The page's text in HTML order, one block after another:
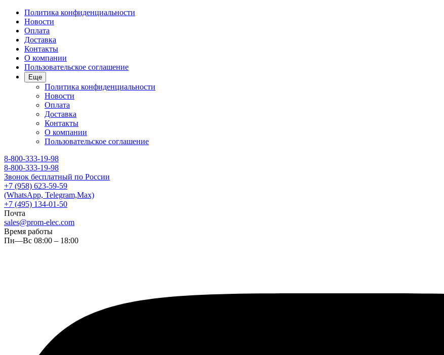
Политика конфиденциальности
Новости
Оплата
Доставка
Контакты
О компании
Пользовательское соглашение
Еще
Политика конфиденциальности
Новости
Оплата
Доставка
Контакты
О компании
Пользовательское соглашение
8-800-333-19-98
8-800-333-19-98
Звонок бесплатный по России
+7 (958) 623-59-59
(WhatsApp, Telegram,Max)
+7 (495) 134-01-50
Почта
sales@prom-elec.com
Время работы
Пн—Вс 08:00 – 18:00